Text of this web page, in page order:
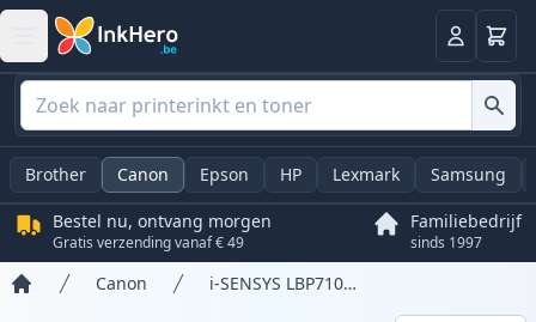
Log in
Brother Canon Epson HP Lexmark Samsung
Bestel nu, ontvang morgen
Gratis verzending vanaf € 49
Familiebedrijf
sinds 1997
Canon i-SENSYS LBP7100Cn